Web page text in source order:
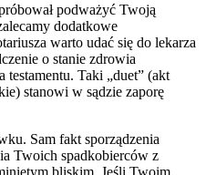
podważyć Twoją
dodatkowe
warto udać się do lekarza
o stanie zdrowia
testamentu. Taki „duet” (akt
stanowi w sądzie zaporę
Sam fakt sporządzenia
Twoich spadkobierców z
bliskim. Jeśli Twoim